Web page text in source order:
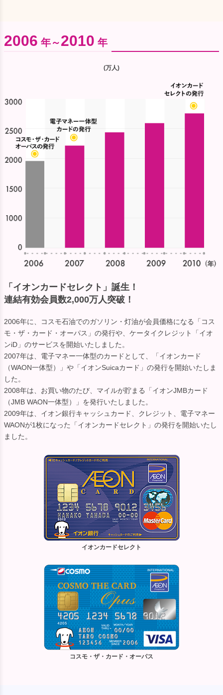
2006 年～2010 年
(万人)
「イオンカードセレクト」誕生！
連結有効会員数2,000万人突破！
2006年に、コスモ石油でのガソリン・灯油が会員価格になる「コス
モ・ザ・カード・オーパス」の発行や、ケータイクレジット「イオ
ンiD」のサービスを開始いたしました。
2007年は、電子マネー一体型のカードとして、「イオンカード
（WAON一体型）」や「イオンSuicaカード」の発行を開始いたしま
した。
2008年は、お買い物のたび、マイルが貯まる「イオンJMBカード
（JMB WAON一体型）」を発行いたしました。
2009年は、イオン銀行キャッシュカード、クレジット、電子マネー
WAONが1枚になった「イオンカードセレクト」の発行を開始いたし
ました。
イオンカードセレクト
コスモ・ザ・カード・オーパス